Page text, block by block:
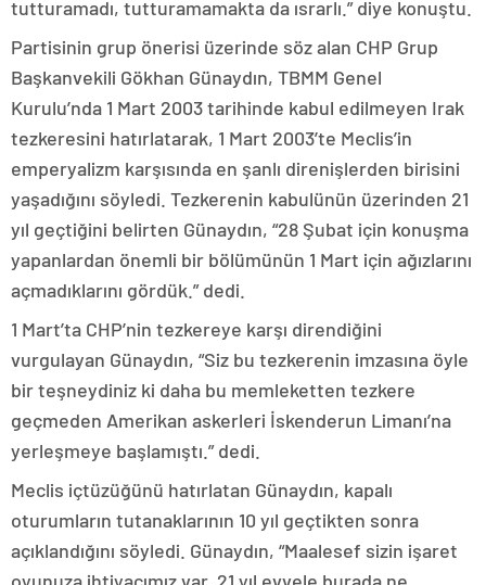
tutturamadı, tutturamamakta da ısrarlı.” diye konuştu.
Partisinin grup önerisi üzerinde söz alan CHP Grup
Başkanvekili Gökhan Günaydın, TBMM Genel
Kurulu’nda 1 Mart 2003 tarihinde kabul edilmeyen Irak
tezkeresini hatırlatarak, 1 Mart 2003’te Meclis’in
emperyalizm karşısında en şanlı direnişlerden birisini
yaşadığını söyledi. Tezkerenin kabulünün üzerinden 21
yıl geçtiğini belirten Günaydın, “28 Şubat için konuşma
yapanlardan önemli bir bölümünün 1 Mart için ağızlarını
açmadıklarını gördük.” dedi.
1 Mart’ta CHP’nin tezkereye karşı direndiğini
vurgulayan Günaydın, “Siz bu tezkerenin imzasına öyle
bir teşneydiniz ki daha bu memleketten tezkere
geçmeden Amerikan askerleri İskenderun Limanı’na
yerleşmeye başlamıştı.” dedi.
Meclis içtüzüğünü hatırlatan Günaydın, kapalı
oturumların tutanaklarının 10 yıl geçtikten sonra
açıklandığını söyledi. Günaydın, “Maalesef sizin işaret